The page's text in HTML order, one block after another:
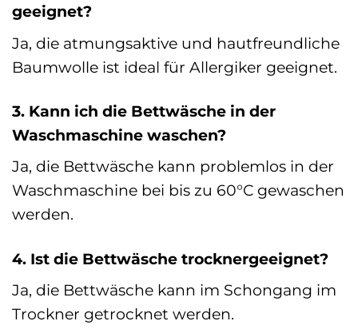
geeignet?
Ja, die atmungsaktive und hautfreundliche
Baumwolle ist ideal für Allergiker geeignet.
3. Kann ich die Bettwäsche in der
Waschmaschine waschen?
Ja, die Bettwäsche kann problemlos in der
Waschmaschine bei bis zu 60°C gewaschen
werden.
4. Ist die Bettwäsche trocknergeeignet?
Ja, die Bettwäsche kann im Schongang im
Trockner getrocknet werden.